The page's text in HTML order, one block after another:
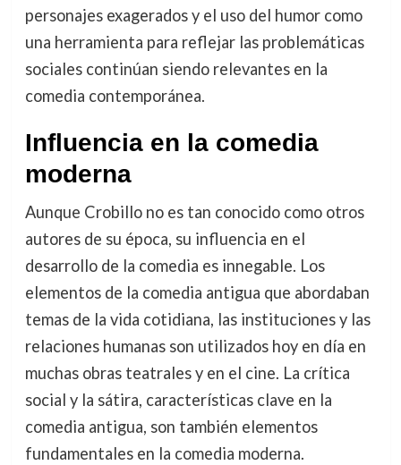
personajes exagerados y el uso del humor como
una herramienta para reflejar las problemáticas
sociales continúan siendo relevantes en la
comedia contemporánea.
Influencia en la comedia
moderna
Aunque Crobillo no es tan conocido como otros
autores de su época, su influencia en el
desarrollo de la comedia es innegable. Los
elementos de la comedia antigua que abordaban
temas de la vida cotidiana, las instituciones y las
relaciones humanas son utilizados hoy en día en
muchas obras teatrales y en el cine. La crítica
social y la sátira, características clave en la
comedia antigua, son también elementos
fundamentales en la comedia moderna.